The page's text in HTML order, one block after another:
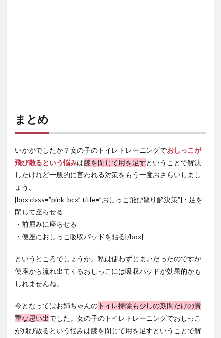
まとめ
いかがでしたか？女の子のトイレトレーニングでおしっこが
飛び散るという悩みは膝を閉じて用を足すということで解決
したけれど一般的に言われる対策をもう一度おさらいしまし
ょう。
[box class=”pink_box” title=”おしっこ飛び散り解決策”]・足を
閉じて座らせる
・前屈みに座らせる
・便座におしっこ吸収パッドを貼る[/box]
というところでしょうか。私は使わずじまいだったのですが
便座から流れ出てくるおしっこには吸収パッドが効果的かも
しれませんね。
今となってはお姉ちゃんの トイレ掃除も少しの期間だけの貴
重な思い出でした。女の子のトイレトレーニングでおしっこ
が飛び散るという悩みは膝を閉じて用を足すということで解